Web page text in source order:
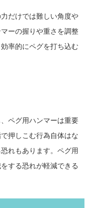
だけでは難しい角度や
ーの握りや重さを調整
率的にペグを打ち込む
ペグ用ハンマーは重要
押しこむ行為自体はな
れもあります。ペグ用
する恐れが軽減できる